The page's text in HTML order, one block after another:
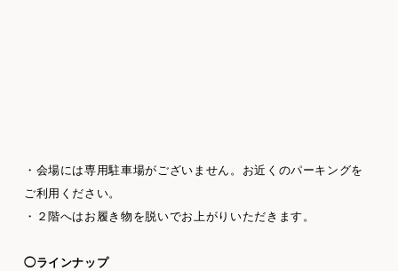
・会場には専用駐車場がございません。お近くのパーキングを
ご利用ください。
・２階へはお履き物を脱いでお上がりいただきます。
◯ラインナップ